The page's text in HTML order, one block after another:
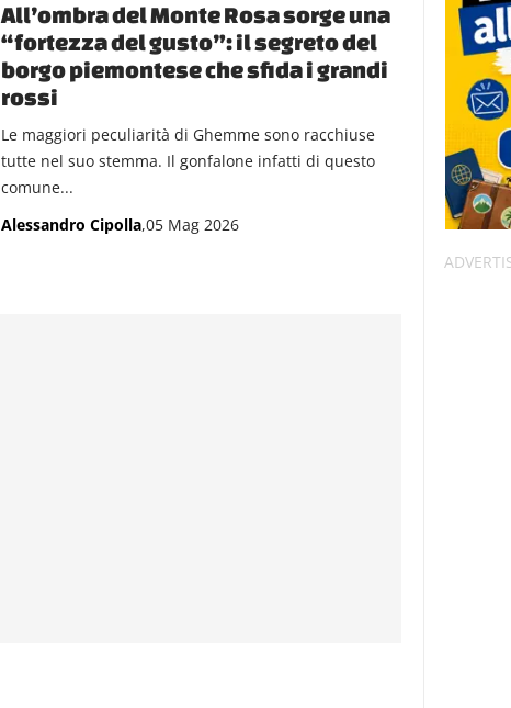
All’ombra del Monte Rosa sorge una
“fortezza del gusto”: il segreto del
borgo piemontese che sfida i grandi
rossi
Le maggiori peculiarità di Ghemme sono racchiuse
tutte nel suo stemma. Il gonfalone infatti di questo
comune...
Alessandro Cipolla,05 Mag 2026